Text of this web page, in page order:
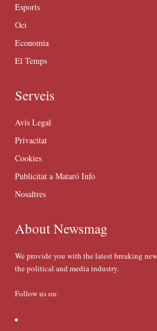
Esports
Oci
Economia
El Temps
Serveis
Avís Legal
Privacitat
Cookies
Publicitat a Mataró Info
Nosaltres
About Newsmag
We provide you with the latest breaking
the political and media industry.
Follow us on: